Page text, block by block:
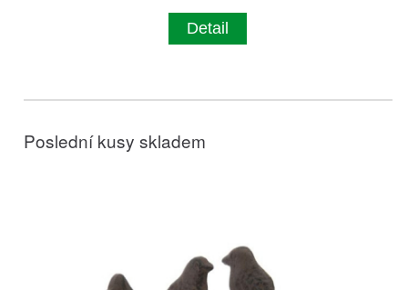
Detail
Poslední kusy skladem